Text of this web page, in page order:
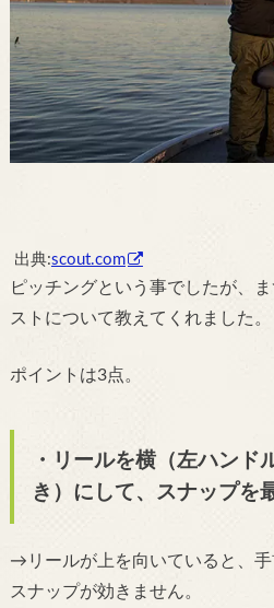
出典:scout.com
ピッチングという事でしたが、
ストについて教えてくれました。
ポイントは3点。
・リールを横（左ハンド
き）にして、スナップを
→リールが上を向いていると、手
スナップが効きません。